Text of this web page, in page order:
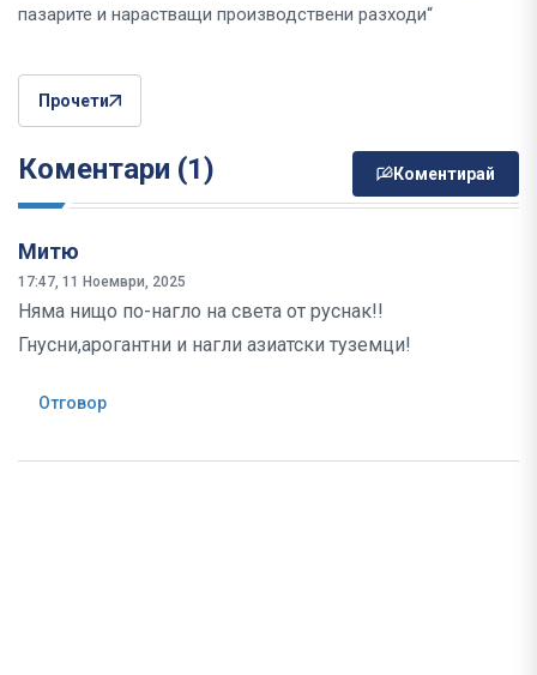
пазарите и нарастващи производствени разходи“
Прочети
Коментари (1) Коментирай
Митю
17:47, 11 Ноември, 2025
Няма нищо по-нагло на света от руснак!!
Гнусни,арогантни и нагли азиатски туземци!
Отговор